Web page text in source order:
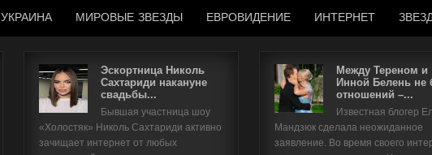
УКРАИНА МИРОВЫЕ ЗВЕЗДЫ ЕВРОВИДЕНИЕ ИНТЕРНЕТ
Эскортница Николь
Сахтариди накануне
свадьбы...
Бывшая участница шоу
«Холостяк» Николь Сахтариди активно
зачищает интернет от любых
Между Тереном и
Инной Белень не
отношений –...
Известная блогер
Мандзюк сделала неожиданное
заявление. Во время своего
Имя пользователя